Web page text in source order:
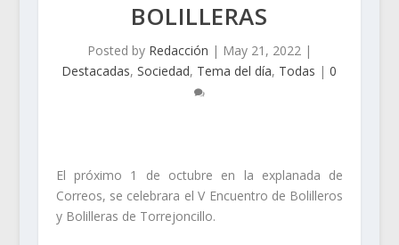
BOLILLERAS
Posted by Redacción | May 21, 2022|
Destacadas,Sociedad, Tema del día, Todas |0
El próximo 1 de octubre en la explanada de
Correos, se celebrara el V Encuentro de Bolilleros
y Bolilleras de Torrejoncillo.